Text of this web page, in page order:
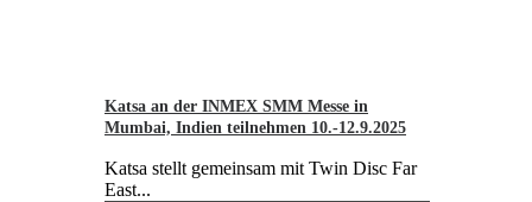
Katsa an der INMEX SMM Messe in
Mumbai, Indien teilnehmen 10.-12.9.2025
Katsa stellt gemeinsam mit Twin Disc Far
East...